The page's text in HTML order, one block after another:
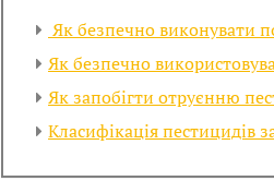
Як безпечно виконувати
Як безпечно
Як запобігти отруєнню
Класифікація пестицидів